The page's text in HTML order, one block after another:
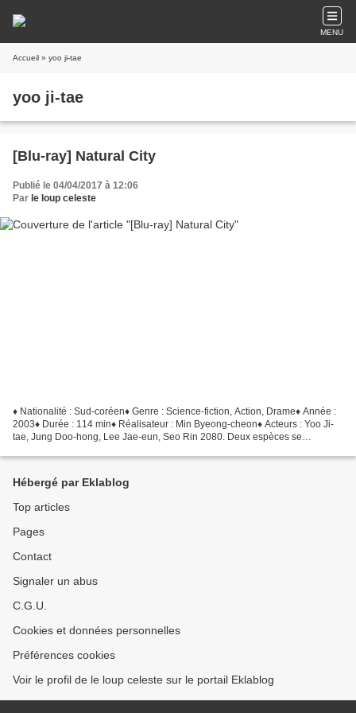
MENU
Accueil » yoo ji-tae
yoo ji-tae
[Blu-ray] Natural City
Publié le 04/04/2017 à 12:06
Par le loup celeste
♦ Nationalité : Sud-coréen♦ Genre : Science-fiction, Action, Drame♦ Année :
2003♦ Durée : 114 min♦ Réalisateur : Min Byeong-cheon♦ Acteurs : Yoo Ji-
tae, Jung Doo-hong, Lee Jae-eun, Seo Rin 2080. Deux espèces se
Hébergé par Eklablog
Top articles
Pages
Contact
Signaler un abus
C.G.U.
Cookies et données personnelles
Préférences cookies
Voir le profil de le loup celeste sur le portail Eklablog